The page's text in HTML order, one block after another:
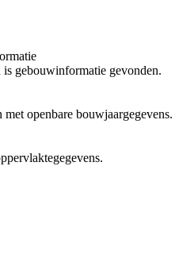
is gebouwinformatie gevonden.
openbare bouwjaargegevens.